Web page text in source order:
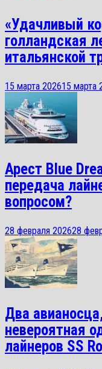
«Удачливый
голландская
итальянской
15 марта 202615 марта
Арест Blue
передача
вопросом?
28 февраля 202628
Два
невероятная
лайнеров SS